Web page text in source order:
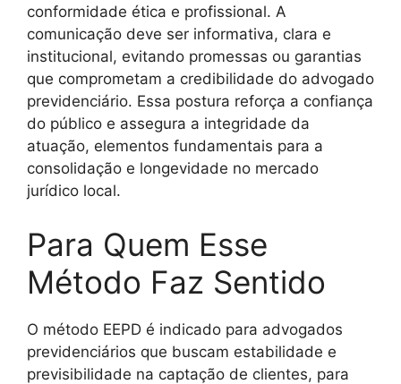
conformidade ética e profissional. A
comunicação deve ser informativa, clara e
institucional, evitando promessas ou garantias
que comprometam a credibilidade do advogado
previdenciário. Essa postura reforça a confiança
do público e assegura a integridade da
atuação, elementos fundamentais para a
consolidação e longevidade no mercado
jurídico local.
Para Quem Esse
Método Faz Sentido
O método EEPD é indicado para advogados
previdenciários que buscam estabilidade e
previsibilidade na captação de clientes, para